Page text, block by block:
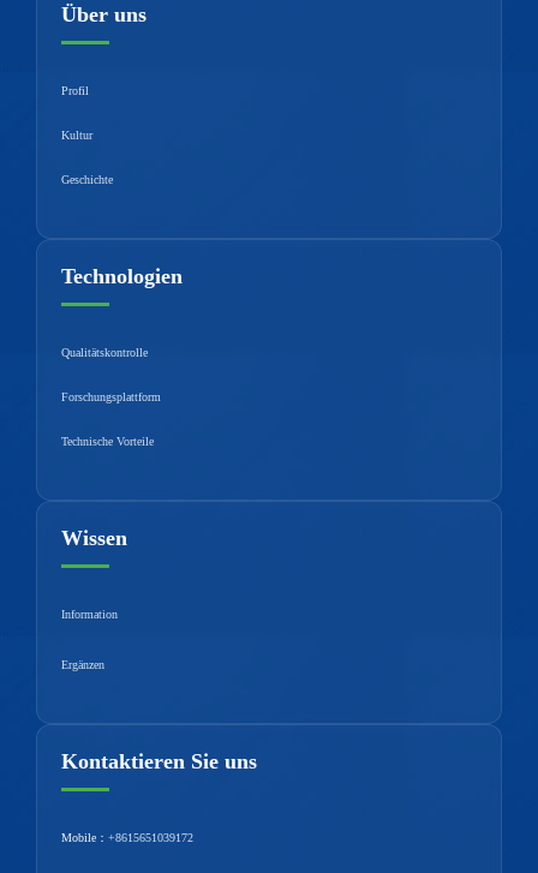
Über uns
Profil
Kultur
Geschichte
Technologien
Qualitätskontrolle
Forschungsplattform
Technische Vorteile
Wissen
Information
Ergänzen
Kontaktieren Sie uns
Mobile： +8615651039172